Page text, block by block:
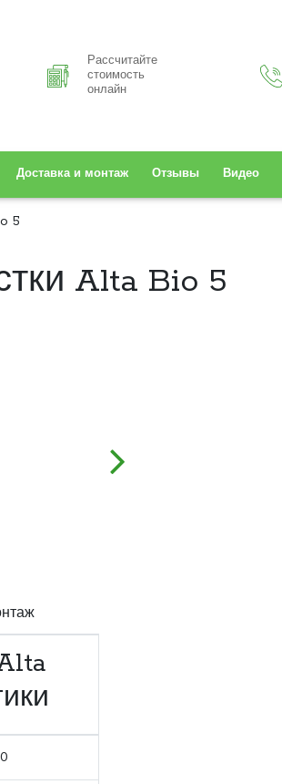
Рассчитайте
стоимость
онлайн
Доставка и монтаж Отзывы Видео
5
Alta Bio 5